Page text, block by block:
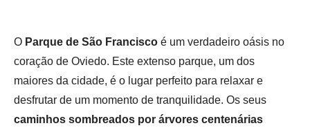
O Parque de São Francisco é um verdadeiro oásis no
coração de Oviedo. Este extenso parque, um dos
maiores da cidade, é o lugar perfeito para relaxar e
desfrutar de um momento de tranquilidade. Os seus
caminhos sombreados por árvores centenárias